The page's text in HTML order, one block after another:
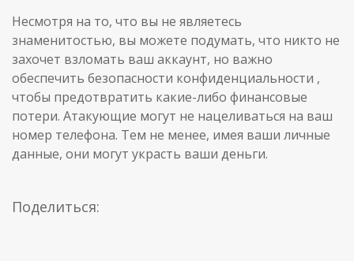
Несмотря на то, что вы не являетесь
знаменитостью, вы можете подумать, что никто не
захочет взломать ваш аккаунт, но важно
обеспечить безопасности конфиденциальности ,
чтобы предотвратить какие-либо финансовые
потери. Атакующие могут не нацеливаться на ваш
номер телефона. Тем не менее, имея ваши личные
данные, они могут украсть ваши деньги.
Поделиться: